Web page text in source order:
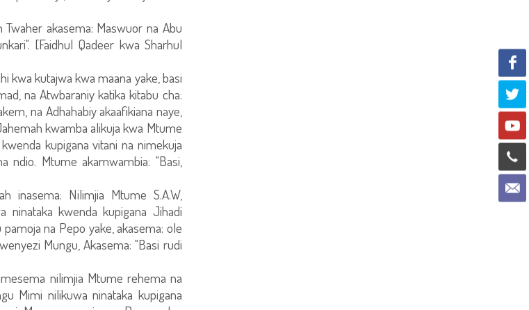
akasema: Maswuor na Abu
[Faidhul Qadeer kwa Sharhul
kwa kutajwa kwa maana yake, basi
na Atwbaraniy katika kitabu cha:
na Adhahabiy akaafikiana naye,
kwamba alikuja kwa Mtume
kupigana vitani na nimekuja
ndio. Mtume akamwambia: "Basi,
inasema: Nilimjia Mtume S.A.W,
ninataka kwenda kupigana Jihadi
na Pepo yake, akasema: ole
Mungu, Akasema: "Basi rudi
nilimjia Mtume rehema na
Mimi nilikuwa ninataka kupigana